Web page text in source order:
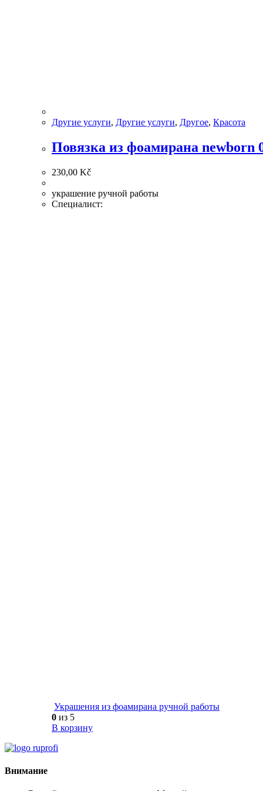
Другие услуги, Другие услуги, Другое, Красота
Повязка из фоамирана newborn
230,00 Kč
украшение ручной работы
Специалист:
Украшения из фоамирана ручной работы
0 из 5
В корзину
Внимание